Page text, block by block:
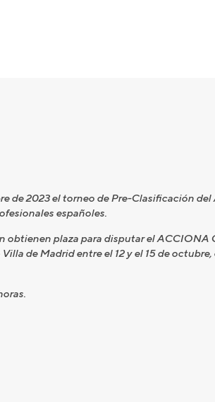
de 2023 el torneo de Pre-Clasificación
españoles.
obtienen plaza para disputar el ACCIONA
de Madrid entre el 12 y el 15 de